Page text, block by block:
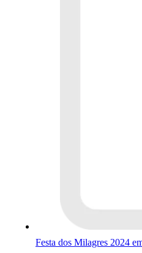
Festa dos Milagres 2024